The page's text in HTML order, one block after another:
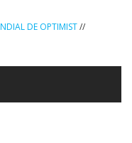
DE OPTIMIST//